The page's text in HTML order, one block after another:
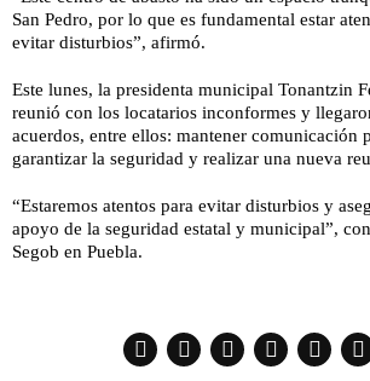
San Pedro, por lo que es fundamental estar
evitar disturbios”, afirmó.
Este lunes, la presidenta municipal Tonantzin
reunió con los locatarios inconformes y
acuerdos, entre ellos: mantener comunicación
garantizar la seguridad y realizar una nueva
“Estaremos atentos para evitar disturbios y
apoyo de la seguridad estatal y municipal”,
Segob en Puebla.